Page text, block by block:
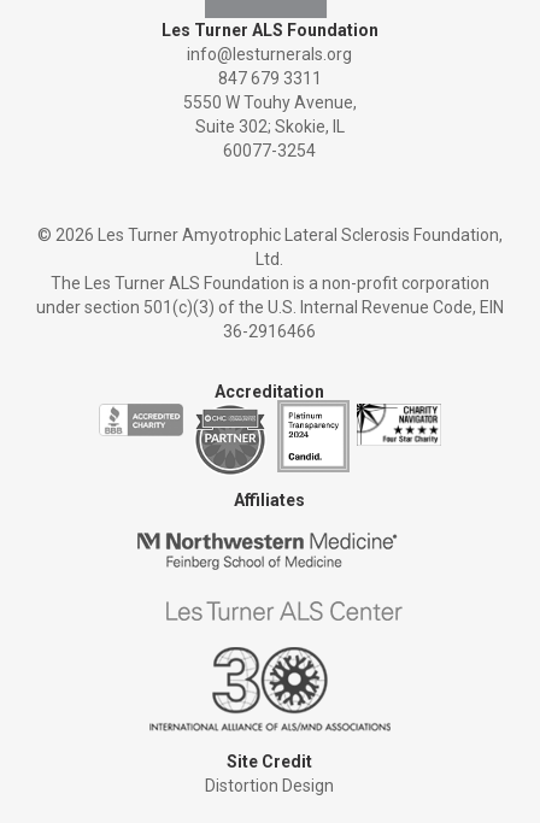
Les Turner ALS Foundation
info@lesturnerals.org
847 679 3311
5550 W Touhy Avenue,
Suite 302; Skokie, IL
60077-3254
© 2026 Les Turner Amyotrophic Lateral Sclerosis Foundation,
Ltd.
The Les Turner ALS Foundation is a non-profit corporation
under section 501(c)(3) of the U.S. Internal Revenue Code, EIN
36-2916466
Accreditation
Affiliates
Site Credit
Distortion Design